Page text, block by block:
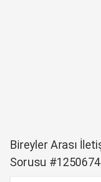
Bireyler Arası
Sorusu #1250674